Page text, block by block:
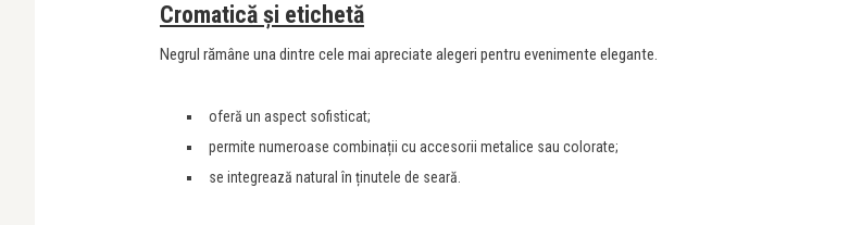
Cromatică și etichetă
Negrul rămâne una dintre cele mai apreciate alegeri pentru evenimente elegante.
oferă un aspect sofisticat;
permite numeroase combinații cu accesorii metalice sau colorate;
se integrează natural în ținutele de seară.